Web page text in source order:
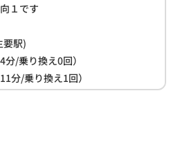
１です
駅)
/乗り換え0回）
分/乗り換え1回）
分/乗り換え1回）